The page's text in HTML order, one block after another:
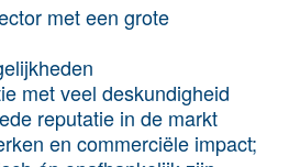
met een grote
met veel deskundigheid
reputatie in de markt
en commerciële impact;